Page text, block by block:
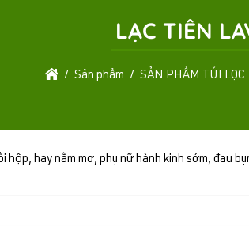
LẠC TIÊN
Sản phẩm SẢN PHẨM TÚI LỌC
hộp, hay nằm mơ, phụ nữ hành kinh sớm, đau